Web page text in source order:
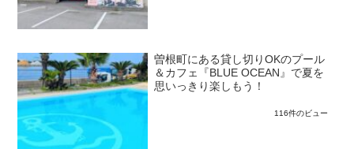
曽根町にある貸し切りOKのプール
＆カフェ『BLUE OCEAN』で夏を
思いっきり楽しもう！
116件のビュー